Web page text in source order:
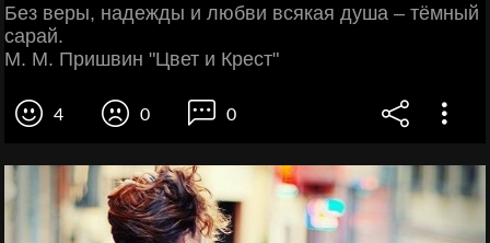
Без веры, надежды и любви всякая душа – тёмный
сарай.
М. М. Пришвин "Цвет и Крест"
4 0 0